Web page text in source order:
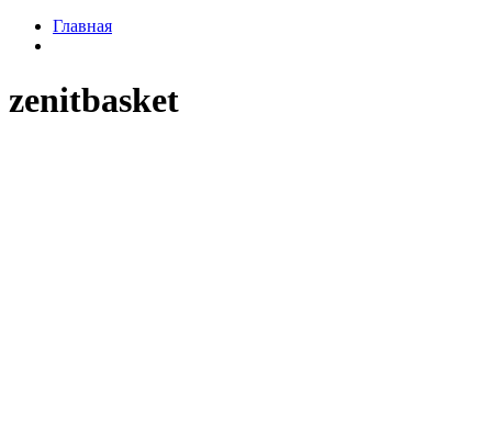
Главная
zenitbasket